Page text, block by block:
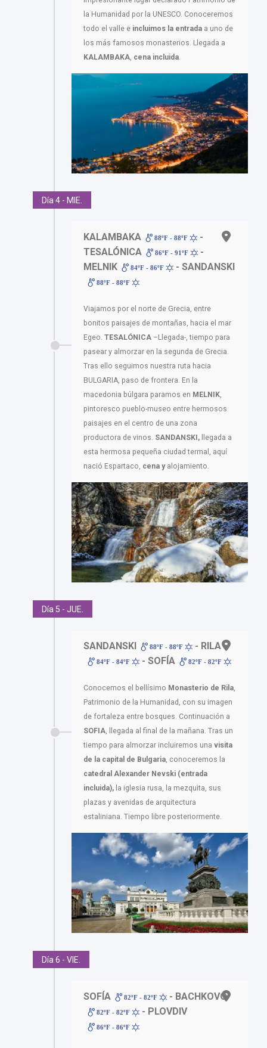
la Humanidad por la UNESCO. Conoceremos
todo el valle e incluimos la entrada a uno de
los más famosos monasterios. Llegada a
KALAMBAKA cena incluida
Día 4 - MIE.
KALAMBAKA 88ºF - 88ºF
-
TESALÓNICA
86ºF - 91ºF
-
MELNIK
84ºF - 86ºF - SANDANSKI
88ºF - 88ºF
Viajamos por el norte de Grecia, entre
bonitos paisajes de montañas, hacia el mar
Egeo. TESALÓNICA –Llegada-, tiempo para
pasear y almorzar en la segunda de Grecia.
Tras ello seguimos nuestra ruta hacia
BULGARIA, paso de frontera. En la
macedonia búlgara paramos en MELNIK
pintoresco pueblo-museo entre hermosos
paisajes en el centro de una zona
productora de vinos. SANDANSKI, llegada a
esta hermosa pequeña ciudad termal, aquí
nació Espartaco, cena yalojamiento.
Día 5 - JUE.
SANDANSKI 88ºF - 88ºF - RILA
84ºF - 84ºF - SOFÍA 82ºF - 82ºF
Conocemos el bellísimo Monasterio de Rila
Patrimonio de la Humanidad, con su imagen
de fortaleza entre bosques. Continuación a
SOFIA , llegada al final de la mañana. Tras un
tiempo para almorzar incluiremos una visita
de la capital de Bulgaria , conoceremos la
catedral Alexander Nevski (entrada
incluida), la iglesia rusa, la mezquita, sus
plazas y avenidas de arquitectura
estaliniana. Tiempo libre posteriormente.
Día 6 - VIE.
SOFÍA 82ºF - 82ºF - BACHKOVO
82ºF - 82ºF - PLOVDIV
86ºF - 86ºF